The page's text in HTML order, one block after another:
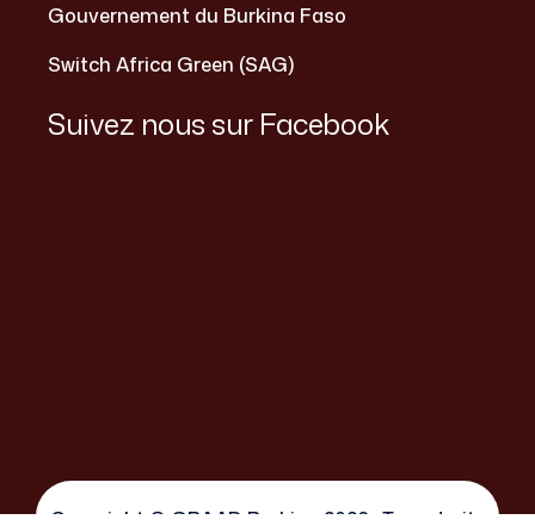
Gouvernement du Burkina Faso
Switch Africa Green (SAG)
Suivez nous sur Facebook
Copyright © GRAAD Burkina 2026 . Tous droits